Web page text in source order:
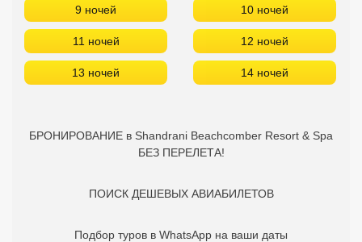
9 ночей 10 ночей
11 ночей 12 ночей
13 ночей 14 ночей
БРОНИРОВАНИЕ в Shandrani Beachcomber Resort & Spa
БЕЗ ПЕРЕЛЕТА!
ПОИСК ДЕШЕВЫХ АВИАБИЛЕТОВ
Подбор туров в WhatsApp на ваши даты